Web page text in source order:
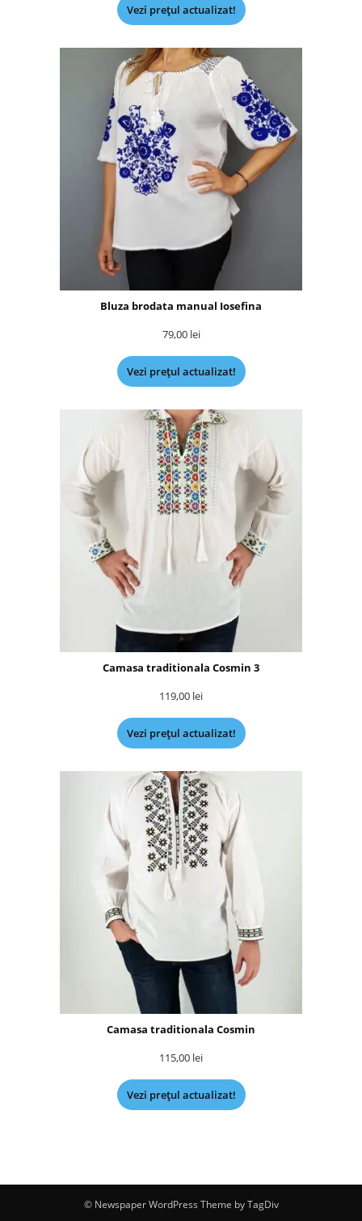
Vezi prețul actualizat!
Bluza brodata manual Iosefina
79,00 lei
Vezi prețul actualizat!
Camasa traditionala Cosmin 3
119,00 lei
Vezi prețul actualizat!
Camasa traditionala Cosmin
115,00 lei
Vezi prețul actualizat!
© Newspaper WordPress Theme by TagDiv